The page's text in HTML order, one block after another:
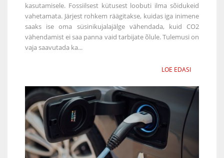
kasutamisele. Fossiilsest kütusest loobuti ilma sõidukeid
vahetamata. Järjest rohkem räägitakse, kuidas iga inimene
saaks ise oma süsinikujalajälge vähendada, kuid CO2
vähendamist ei saa panna vaid tarbijate õlule. Tulemusi on
vaja saavutada ka...
LOE EDASI